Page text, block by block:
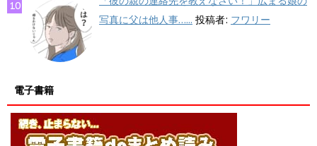
写真に父は他人事…... 投稿者: フワリー
電子書籍